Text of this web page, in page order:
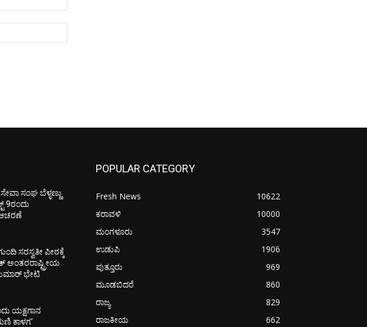
ಸಂಘ ಬೆಳ್ಳಣ್ಣು
9ರಂದು
ಸರಸ್ವತೀ ಪೀಠಕ್ಕೆ
ಅಂತರರಾಷ್ಟ್ರೀಯ
ಭೇಟಿ
ಯಕ್ಷಗಾನ
ಕಾಳಗ’
POPULAR CATEGORY
Fresh News
10622
ಕರಾವಳಿ
10000
ಮಂಗಳೂರು
3547
ಉಡುಪಿ
1906
ಪುತ್ತೂರು
969
ಮೂಡಬಿದರೆ
860
ರಾಜ್ಯ
829
ರಾಜಕೀಯ
662